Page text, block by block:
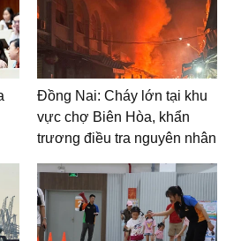
Đồng Nai: Cháy lớn tại khu
vực chợ Biên Hòa, khẩn
trương điều tra nguyên nhân